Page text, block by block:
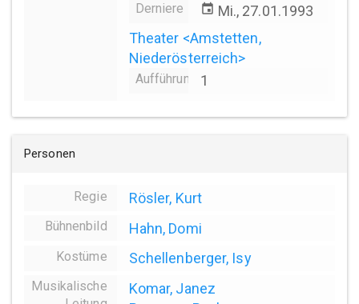
Derniere event Mi., 27.01.1993
Theater <Amstetten,
Niederösterreich>
Aufführungsanzahl
1
Personen
Regie Rösler, Kurt
Bühnenbild Hahn, Domi
Kostüme Schellenberger, Isy
Musikalische
Komar, Janez